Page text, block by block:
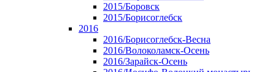
2015/Боровск
2015/Борисоглебск
2016
2016/Борисоглебск-Весна
2016/Волоколамск-Осень
2016/Зарайск-Осень